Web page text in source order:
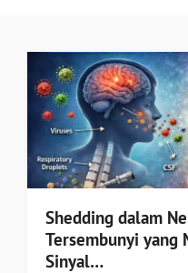
Shedding dalam
Tersembunyi yang
Sinyal…